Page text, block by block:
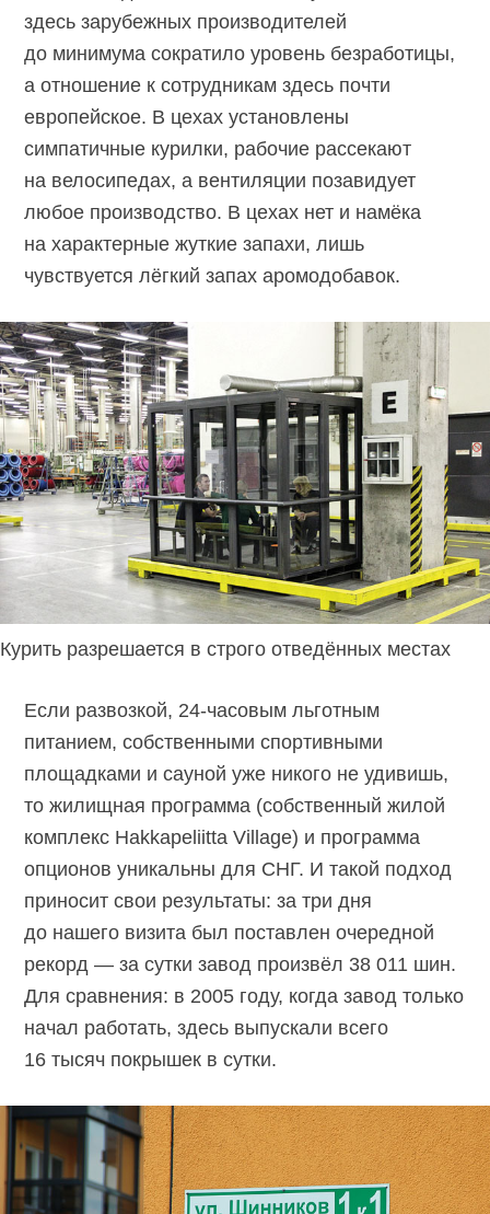
здесь зарубежных производителей
до минимума сократило уровень безработицы,
а отношение к сотрудникам здесь почти
европейское. В цехах установлены
симпатичные курилки, рабочие рассекают
на велосипедах, а вентиляции позавидует
любое производство. В цехах нет и намёка
на характерные жуткие запахи, лишь
чувствуется лёгкий запах аромодобавок.
Курить разрешается в строго отведённых местах
Если развозкой, 24-часовым льготным
питанием, собственными спортивными
площадками и сауной уже никого не удивишь,
то жилищная программа (собственный жилой
комплекс Hakkapeliitta Village) и программа
опционов уникальны для СНГ. И такой подход
приносит свои результаты: за три дня
до нашего визита был поставлен очередной
рекорд — за сутки завод произвёл 38 011 шин.
Для сравнения: в 2005 году, когда завод только
начал работать, здесь выпускали всего
16 тысяч покрышек в сутки.